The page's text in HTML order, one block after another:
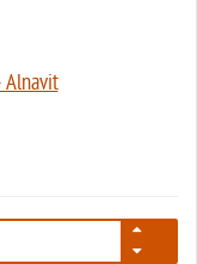
Alnavit
5993